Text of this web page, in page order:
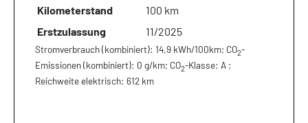
Kilometerstand
100 km
Erstzulassung
11/2025
Stromverbrauch (kombiniert): 14,9 kWh/100km; CO2-
Emissionen (kombiniert): 0 g/km; CO2-Klasse: A ;
Reichweite elektrisch: 612 km